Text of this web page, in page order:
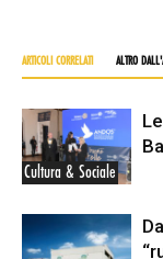
ARTICOLI CORRELATI ALTRO
Cultura & Sociale